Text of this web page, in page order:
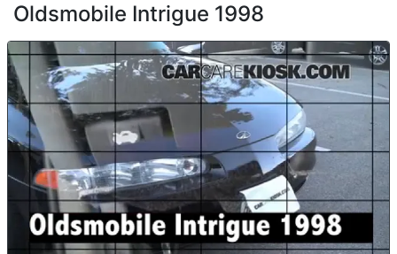
Oldsmobile Intrigue 1998